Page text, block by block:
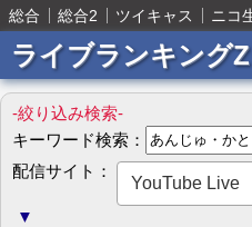
総合 総合2 ツイキャス ニコ
ライブランキングZ
-絞り込み検索-
キーワード検索：
配信サイト：
YouTube Live
▼